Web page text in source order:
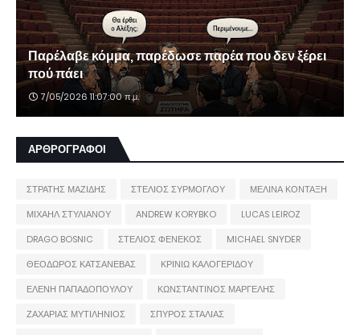
Παρέλαβε κόμμα, παρέδωσε παρέα που δεν ξέρει
πού πάει
7/05/2026 11:07:00 π.μ.
ΑΡΘΡΟΓΡΑΦΟΙ
ΣΤΡΑΤΗΣ ΜΑΖΙΔΗΣ ΣΤΕΛΙΟΣ ΣΥΡΜΟΓΛΟΥ
ΜΕΛΙΝΑ ΚΟΝΤΑΞΗ
ΜΙΧΑΗΛ ΣΤΥΛΙΑΝΟΥ
ANDREW KORYBKO
LUCAS LEIROZ
DRAGO BOSNIC
ΣΤΕΛΙΟΣ ΦΕΝΕΚΟΣ
MICHAEL SNYDER
ΘΕΟΔΩΡΟΣ ΚΑΤΣΑΝΕΒΑΣ
ΚΡΙΝΙΩ ΚΑΛΟΓΕΡΙΔΟΥ
ΕΛΕΝΗ ΠΑΠΑΔΟΠΟΥΛΟΥ
ΚΩΝΣΤΑΝΤΙΝΟΣ ΜΑΡΓΕΛΗΣ
ΖΑΧΑΡΙΑΣ ΜΥΤΙΛΗΝΙΟΣ
ΣΠΥΡΟΣ ΣΤΑΛΙΑΣ